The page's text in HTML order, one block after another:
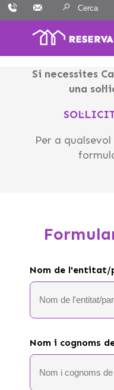
Skip
to
Si necessites
una
Per a
Nom de l'entitat/
Nom i cognoms